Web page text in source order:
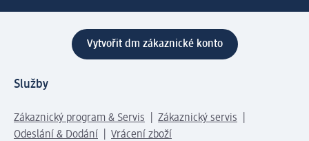
Vytvořit dm zákaznické konto
Služby
Zákaznický program & Servis
Zákaznický servis
Odeslání & Dodání
Vrácení zboží